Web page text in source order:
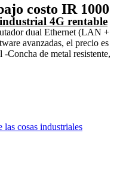
costo IR 1000
4G rentable
dual Ethernet (LAN +
avanzadas, el precio es
Concha de metal resistente,
las cosas industriales